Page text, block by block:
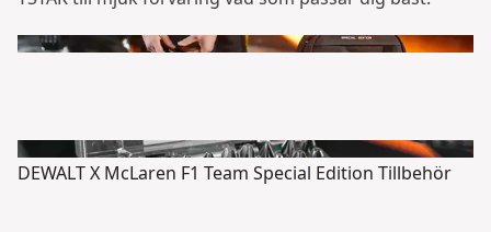
DEWALT X McLaren F1 Team Special Edition Tillbehör